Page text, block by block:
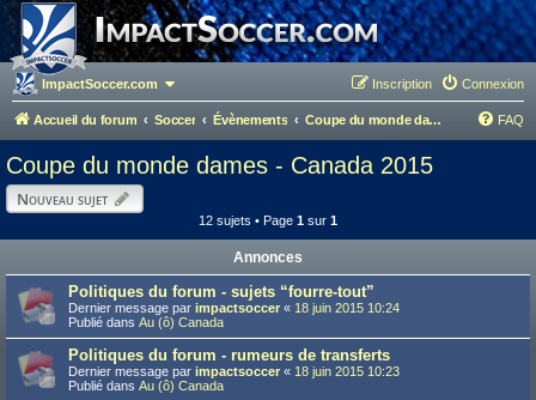
ImpactSoccer.com Connexion
Inscription
Accueil du forum Soccer Évènements Coupe du monde dames - Canada 2015 FAQ
Coupe du monde dames - Canada 2015
Nouveau sujet
12 sujets • Page 1 sur 1
Annonces
Politiques du forum - sujets “fourre-tout”
Dernier message par impactsoccer « 18 juin 2015 10:24
Publié dans Au (ô) Canada
Politiques du forum - rumeurs de transferts
Dernier message par impactsoccer « 18 juin 2015 10:23
Publié dans Au (ô) Canada